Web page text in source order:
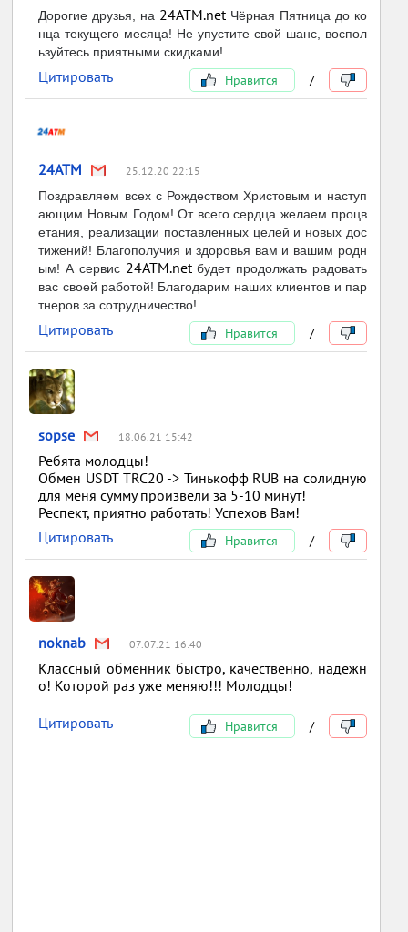
Дорогие друзья, на 24ATM.net Чёрная Пятница до ко
нца текущего месяца! Не упустите свой шанс, воспол
ьзуйтесь приятными скидками!
Цитировать Нравится /
24ATM 25.12.20 22:15
Поздравляем всех с Рождеством Христовым и наступ
ающим Новым Годом! От всего сердца желаем процв
етания, реализации поставленных целей и новых дос
тижений! Благополучия и здоровья вам и вашим родн
ым! А сервис 24ATM.net будет продолжать радовать
вас своей работой! Благодарим наших клиентов и пар
тнеров за сотрудничество!
Цитировать Нравится /
sopse 18.06.21 15:42
Ребята молодцы!
Обмен USDT TRC20 -> Тинькофф RUB на солидную
для меня сумму произвели за 5-10 минут!
Респект, приятно работать! Успехов Вам!
Цитировать
Нравится /
noknab 07.07.21 16:40
Классный обменник быстро, качественно, надежн
о! Которой раз уже меняю!!! Молодцы!
Цитировать Нравится /